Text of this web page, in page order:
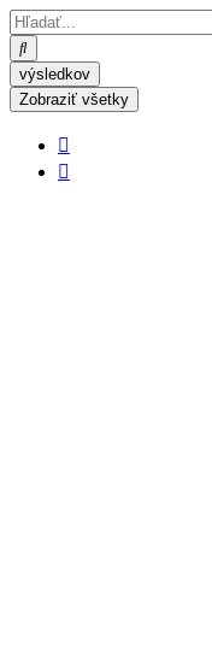
výsledkov
Zobraziť všetky